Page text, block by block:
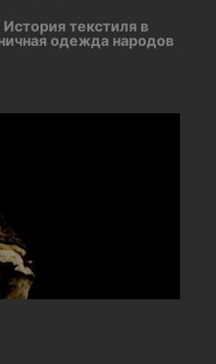
текстиля в
одежда народов